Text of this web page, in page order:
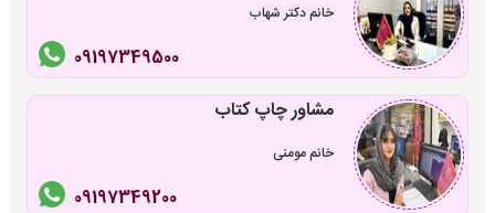
خانم دکتر شهاب
09197349500
مشاور چاپ کتاب
خانم مومنی
09197349200